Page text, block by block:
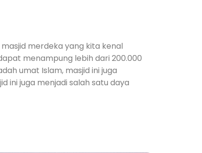
merdeka yang kita kenal
menampung lebih dari 200.000
umat Islam, masjid ini juga
ini juga menjadi salah satu daya